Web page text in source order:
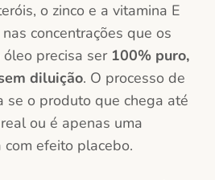
o zinco e a vitamina E
concentrações que os
precisa ser 100% puro,
diluição. O processo de
se o produto que chega até
ou é apenas uma
efeito placebo.